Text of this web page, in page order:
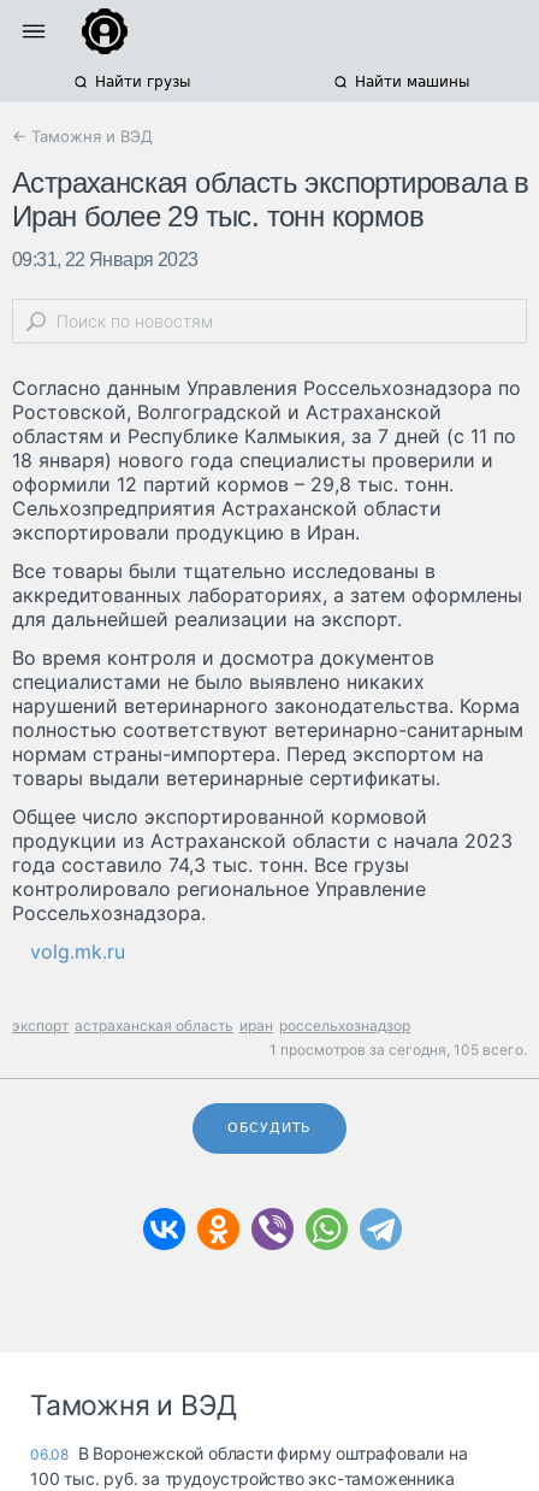
Найти грузы Найти машины
← Таможня и ВЭД
Астраханская область экспортировала в
Иран более 29 тыс. тонн кормов
09:31, 22 Января 2023
Согласно данным Управления Россельхознадзора по
Ростовской, Волгоградской и Астраханской
областям и Республике Калмыкия, за 7 дней (с 11 по
18 января) нового года специалисты проверили и
оформили 12 партий кормов – 29,8 тыс. тонн.
Сельхозпредприятия Астраханской области
экспортировали продукцию в Иран.
Все товары были тщательно исследованы в
аккредитованных лабораториях, а затем оформлены
для дальнейшей реализации на экспорт.
Во время контроля и досмотра документов
специалистами не было выявлено никаких
нарушений ветеринарного законодательства. Корма
полностью соответствуют ветеринарно-санитарным
нормам страны-импортера. Перед экспортом на
товары выдали ветеринарные сертификаты.
Общее число экспортированной кормовой
продукции из Астраханской области с начала 2023
года составило 74,3 тыс. тонн. Все грузы
контролировало региональное Управление
Россельхознадзора.
volg.mk.ru
экспорт астраханская область иран россельхознадзор
1 просмотров за сегодня, 105 всего.
ОБСУДИТЬ
Таможня и ВЭД
06.08 В Воронежской области фирму оштрафовали на
100 тыс. руб. за трудоустройство экс-таможенника